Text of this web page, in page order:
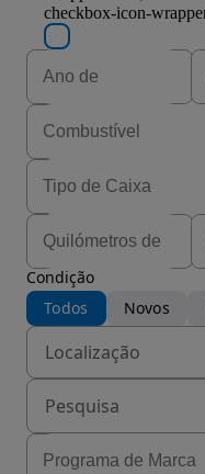
Condição
Todos
Novos
Localização